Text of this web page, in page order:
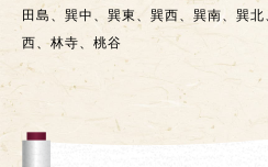
田島、巽中、巽東、巽西、巽南、巽
西、林寺、桃谷